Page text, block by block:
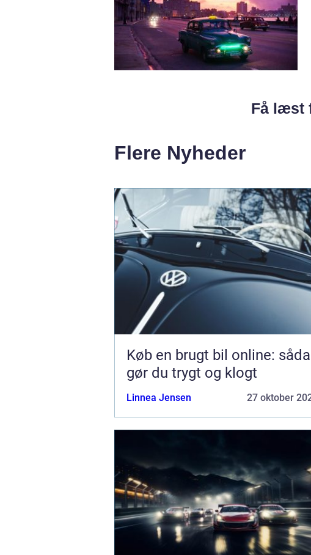
Få læst
Flere Nyheder
Køb en brugt bil online:
gør du trygt og klogt
Linnea Jensen 27 oktober